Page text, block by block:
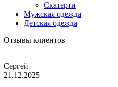
Скатерти
Мужская одежда
Детская одежда
Отзывы клиентов
Сергей
21.12.2025